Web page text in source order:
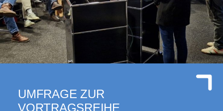
UMFRAGE ZUR
VORTRAGSREIHE